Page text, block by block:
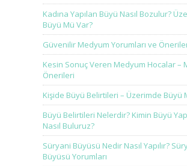
Kadına Yapılan Büyü Nasıl Bozulur?
Büyü Mü Var?
Güvenilir Medyum Yorumları ve
Kesin Sonuç Veren Medyum Hocalar –
Önerileri
Kişide Büyü Belirtileri – Üzerimde Büyü
Büyü Belirtileri Nelerdir? Kimin Büyü
Nasıl Buluruz?
Süryani Büyüsü Nedir Nasıl Yapılır?
Büyüsü Yorumları